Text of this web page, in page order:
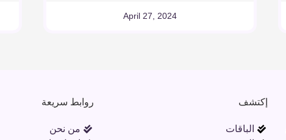
April 27, 2024
إكتشف
الباقات
روابط سريعة
من نحن